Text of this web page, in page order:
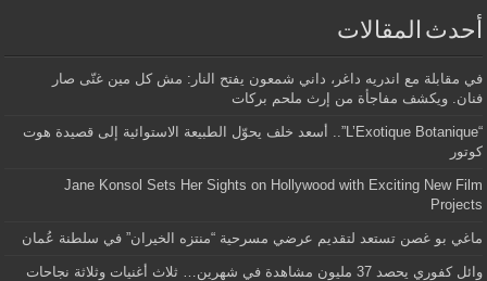
أحدث المقالات
في مقابلة مع اندريه داغر، داني شمعون يفتح النار: مش كل مين غنّى صار
فنان. ويكشف مفاجأة من إرث ملحم بركات
“L’Exotique Botanique”.. أسعد خلف يحوّل الطبيعة الاستوائية إلى قصيدة هوت
كوتور
Jane Konsol Sets Her Sights on Hollywood with Exciting New Film
Projects
ماغي بو غصن تستعد لتقديم عرضي مسرحية “منتزه الخيران” في سلطنة عُمان
وائل كفوري يحصد 37 مليون مشاهدة في شهرين… ثلاث أغنيات وثلاثة نجاحات